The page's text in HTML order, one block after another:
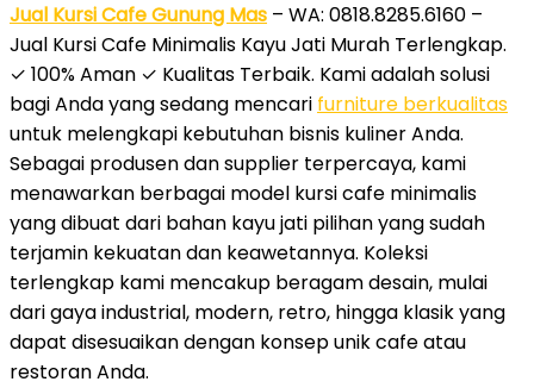
Jual Kursi Cafe Gunung Mas – WA: 0818.8285.6160 –
Jual Kursi Cafe Minimalis Kayu Jati Murah Terlengkap.
✓ 100% Aman ✓ Kualitas Terbaik. Kami adalah solusi
bagi Anda yang sedang mencari furniture berkualitas
untuk melengkapi kebutuhan bisnis kuliner Anda.
Sebagai produsen dan supplier terpercaya, kami
menawarkan berbagai model kursi cafe minimalis
yang dibuat dari bahan kayu jati pilihan yang sudah
terjamin kekuatan dan keawetannya. Koleksi
terlengkap kami mencakup beragam desain, mulai
dari gaya industrial, modern, retro, hingga klasik yang
dapat disesuaikan dengan konsep unik cafe atau
restoran Anda.